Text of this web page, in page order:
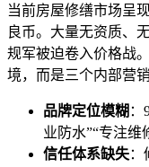
当前房屋修缮市场呈
良币。大量无资质、
规军被迫卷入价格战
境，而是三个内部营销
品牌定位模糊 ：
业防水”“专注维
信任体系缺失：